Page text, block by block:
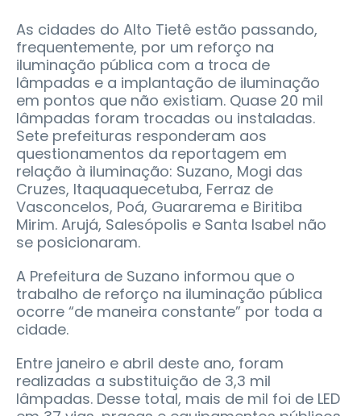
As cidades do Alto Tietê estão passando,
frequentemente, por um reforço na
iluminação pública com a troca de
lâmpadas e a implantação de iluminação
em pontos que não existiam. Quase 20 mil
lâmpadas foram trocadas ou instaladas.
Sete prefeituras responderam aos
questionamentos da reportagem em
relação à iluminação: Suzano, Mogi das
Cruzes, Itaquaquecetuba, Ferraz de
Vasconcelos, Poá, Guararema e Biritiba
Mirim. Arujá, Salesópolis e Santa Isabel não
se posicionaram.
A Prefeitura de Suzano informou que o
trabalho de reforço na iluminação pública
ocorre “de maneira constante” por toda a
cidade.
Entre janeiro e abril deste ano, foram
realizadas a substituição de 3,3 mil
lâmpadas. Desse total, mais de mil foi de LED